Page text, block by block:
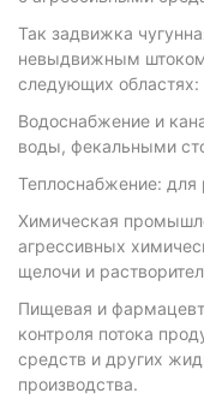
Так задвижка
невыдвижным
следующих областях:
Водоснабжение и
воды, фекальными
Теплоснабжение: для
Химическая
агрессивных
щелочи и
Пищевая и
контроля потока
средств и других
производства.